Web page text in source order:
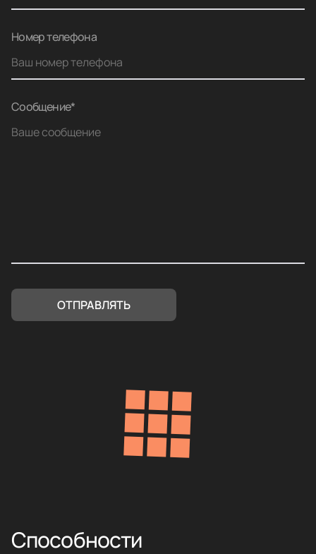
Номер телефона
Сообщение*
Способности